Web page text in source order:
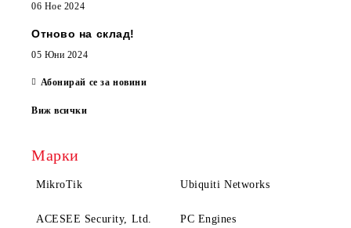
06 Ное 2024
Отново на склад!
05 Юни 2024
Абонирай се за новини
Виж всички
Марки
MikroTik Ubiquiti Networks
ACESEE Security, Ltd. PC Engines